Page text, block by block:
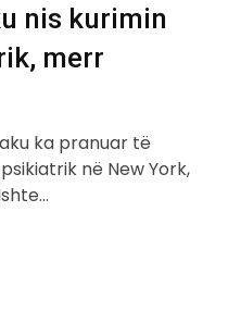
nis kurimin
merr
ka pranuar të
në New York,